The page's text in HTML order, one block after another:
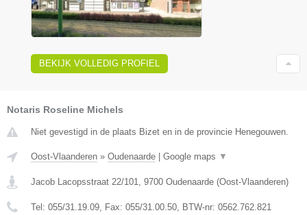
BEKIJK VOLLEDIG PROFIEL
Notaris Roseline Michels
Niet gevestigd in de plaats Bizet en in de provincie Henegouwen.
Oost-Vlaanderen » Oudenaarde | Google maps ▼
Jacob Lacopsstraat 22/101 9700 Oudenaarde (Oost-Vlaanderen)
Tel: 055/31.19.09 , Fax: 055/31.00.50 , BTW-nr: 0562.762.821